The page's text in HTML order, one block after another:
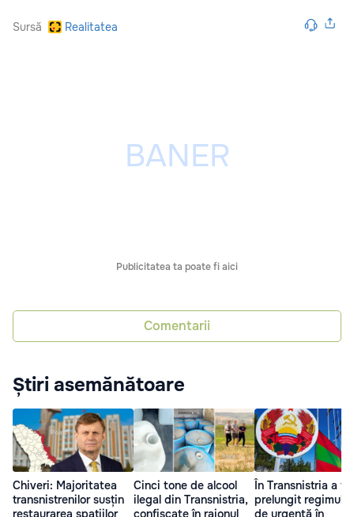
Sursă Realitatea
Publicitatea ta poate fi aici
Comentarii
Știri asemănătoare
Chiveri: Majoritatea
transnistrenilor susțin
restaurarea spațiilor
Cinci tone de alcool
ilegal din Transnistria,
confiscate în raionul
În Transnistria a
prelungit regimul
de urgență în